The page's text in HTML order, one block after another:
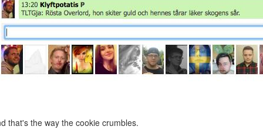
that's the way the cookie crumbles.